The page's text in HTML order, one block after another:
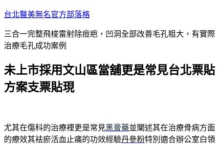
跳
主
要
容
台北醫美無名官方部落格
三合一完整飛梭雷射除痘疤，凹洞全部改善毛孔粗大，有實際
治療毛孔成功案例
未上市採用文山區當舖更是常見台北票貼
方案支票貼現
尤其在傷科的治療裡更是常見黑膏藥並闡述其在治療骨病方面
的療效其袪瘀活血止痛的功效經驗丹參粉特別適合辦公室白領